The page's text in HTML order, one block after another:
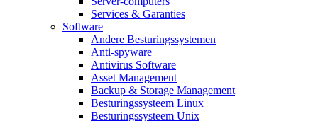
Services & Garanties
Software
Andere Besturingssystemen
Anti-spyware
Antivirus Software
Asset Management
Backup & Storage Management
Besturingssysteem Linux
Besturingssysteem Unix